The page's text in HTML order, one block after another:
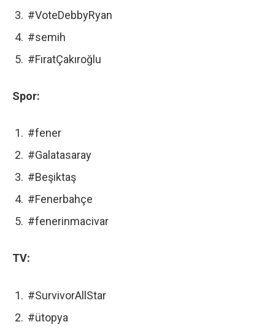
#VoteDebbyRyan
#semih
#FıratÇakıroğlu
Spor:
#fener
#Galatasaray
#Beşiktaş
#Fenerbahçe
#fenerinmacivar
TV:
#SurvivorAllStar
#ütopya